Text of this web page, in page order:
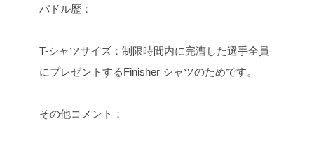
パドル歴：
T-シャツサイズ：制限時間内に完漕した選手全員
にプレゼントするFinisher シャツのためです。
その他コメント：